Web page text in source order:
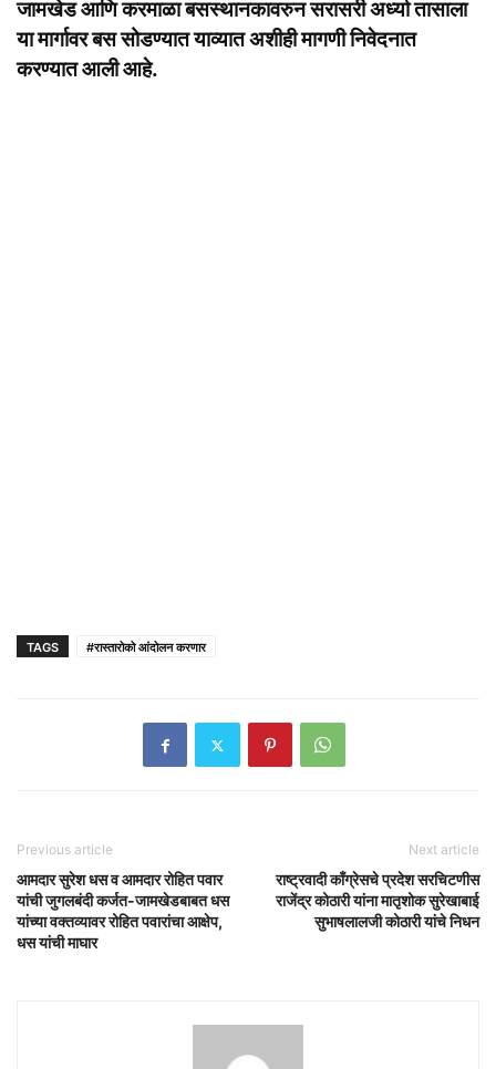
जामखेड आणि करमाळा बसस्थानकावरुन सरासरी अर्ध्या तासाला
या मार्गावर बस सोडण्यात याव्यात अशीही मागणी निवेदनात
करण्यात आली आहे.
TAGS #रास्तारोको आंदोलन करणार
Previous article
आमदार सुरेश धस व आमदार रोहित पवार
यांची जुगलबंदी कर्जत-जामखेडबाबत धस
यांच्या वक्तव्यावर रोहित पवारांचा आक्षेप,
धस यांची माघार
Next article
राष्ट्रवादी काँग्रेसचे प्रदेश सरचिटणीस
राजेंद्र कोठारी यांना मातृशोक सुरेखाबाई
सुभाषलालजी कोठारी यांचे निधन